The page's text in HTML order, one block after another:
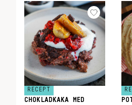
RECEPT
CHOKLADKAKA MED